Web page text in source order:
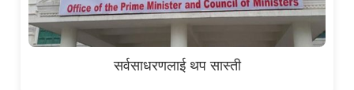
सर्वसाधरणलाई थप सास्ती